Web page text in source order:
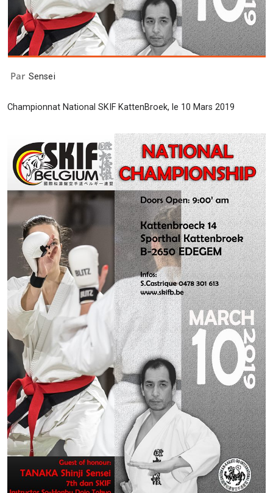
Par Sensei
Championnat National SKIF KattenBroek, le 10 Mars 2019